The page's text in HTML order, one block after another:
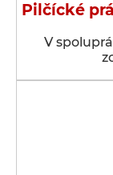
Pilčícké
V